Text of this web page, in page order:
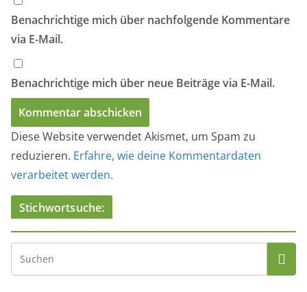
Benachrichtige mich über nachfolgende Kommentare
via E-Mail.
Benachrichtige mich über neue Beiträge via E-Mail.
Diese Website verwendet Akismet, um Spam zu
reduzieren. Erfahre, wie deine Kommentardaten
verarbeitet werden.
Stichwortsuche: